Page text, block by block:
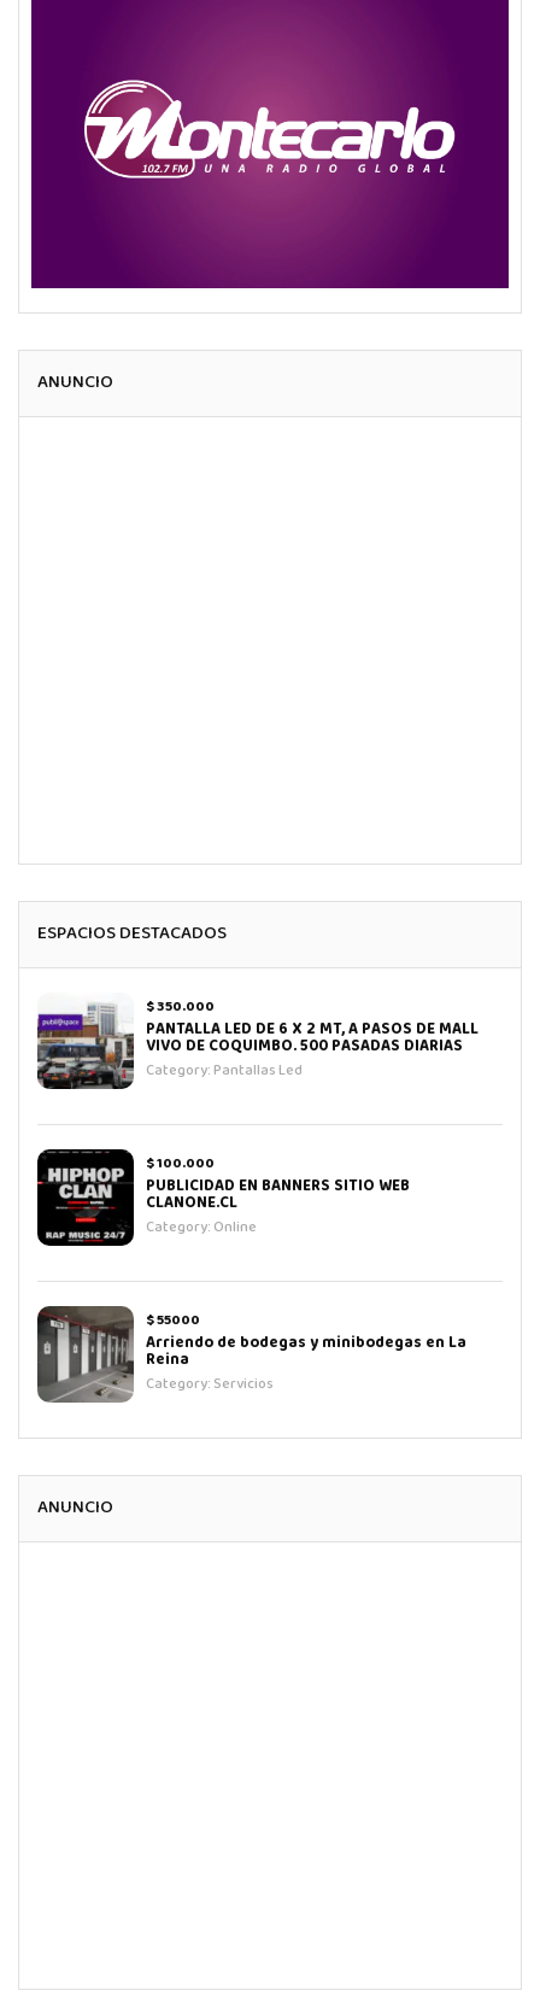
ANUNCIO
ESPACIOS DESTACADOS
$ 350.000
PANTALLA LED DE 6 X 2 MT, A PASOS DE MALL
VIVO DE COQUIMBO. 500 PASADAS DIARIAS
Category:Pantallas Led
$ 100.000
PUBLICIDAD EN BANNERS SITIO WEB
CLANONE.CL
Category:Online
$ 55000
Arriendo de bodegas y minibodegas en La
Reina
Category:Servicios
ANUNCIO